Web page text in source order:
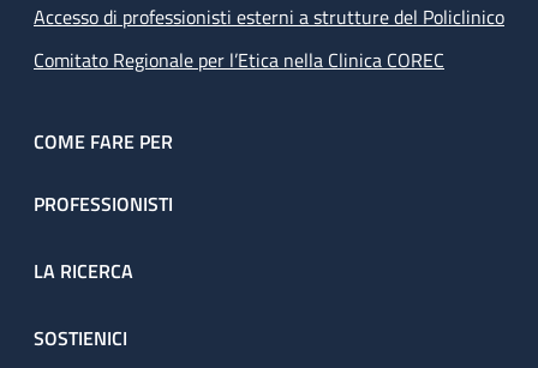
Accesso di professionisti esterni a strutture del Policlinico
Comitato Regionale per l’Etica nella Clinica COREC
COME FARE PER
PROFESSIONISTI
LA RICERCA
SOSTIENICI